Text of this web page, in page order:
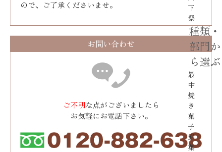
下
祭
種類・
部門か
ら選ぶ
最
中
焼
き
菓
子
餅
菓
ので、ご了承くださいませ。
お問い合わせ
ご不明な点がございましたら
お気軽にお電話下さい。